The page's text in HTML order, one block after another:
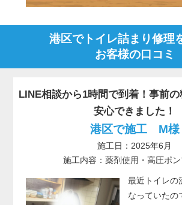
港区でトイレ詰まり修理
お客様の口コミ
LINE相談から1時間で到着！事前
安心できました！
港区で施工 M様
施工日：2025年6月
施工内容：薬剤使用・高圧ポ
最近トイレの
なっていたの